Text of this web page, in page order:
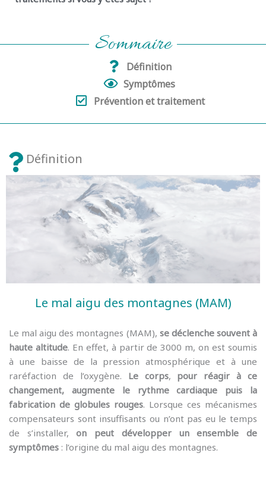
Sommaire
Définition
Symptômes
Prévention et traitement
Définition
Le mal aigu des montagnes (MAM)
Le mal aigu des montagnes (MAM), se déclenche souvent à
haute altitude. En effet, à partir de 3000 m, on est soumis
à une baisse de la pression atmosphérique et à une
raréfaction de l’oxygène. Le corps, pour réagir à ce
changement, augmente le rythme cardiaque puis la
fabrication de globules rouges. Lorsque ces mécanismes
compensateurs sont insuffisants ou n’ont pas eu le temps
de s’installer,on peut développer un ensemble de
symptômes : l’origine du mal aigu des montagnes.